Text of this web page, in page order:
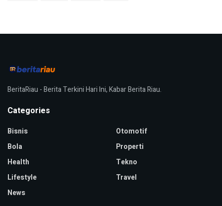
BeritaRiau - Berita Terkini Hari Ini, Kabar Berita Riau.
Categories
Bisnis
Bola
Health
Lifestyle
News
Otomotif
Properti
Tekno
Travel